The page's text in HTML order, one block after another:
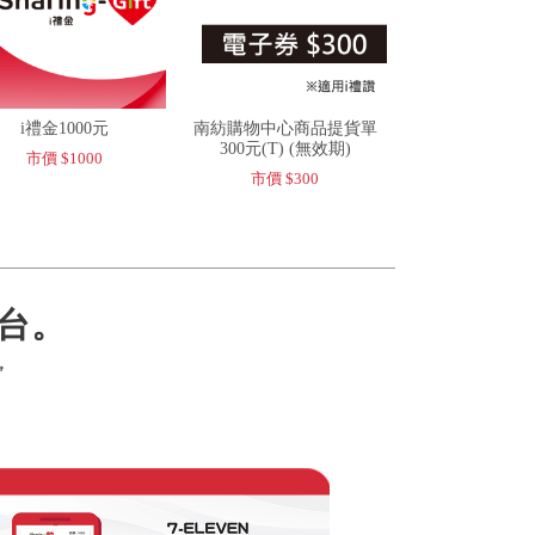
i禮金1000元
市價 $1000
南紡購物中心商品提貨單
300元(T) (無效期)
市價 $300
。